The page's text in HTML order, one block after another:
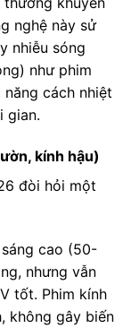
nghệ này sử
nhiễu sóng
như phim
cách nhiệt
gian.
kính hậu)
đòi hỏi một
cao (50-
nhưng vẫn
tốt. Phim kính
không gây biến